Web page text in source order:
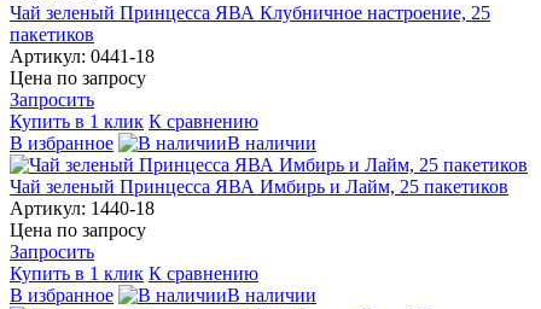
Чай зеленый Принцесса ЯВА Клубничное настроение, 25
пакетиков
Артикул: 0441-18
Цена по запросу
Запросить
Купить в 1 клик К сравнению
В избранное
В наличии
Чай зеленый Принцесса ЯВА Имбирь и Лайм, 25 пакетиков
Артикул: 1440-18
Цена по запросу
Запросить
Купить в 1 клик К сравнению
В избранное
В наличии